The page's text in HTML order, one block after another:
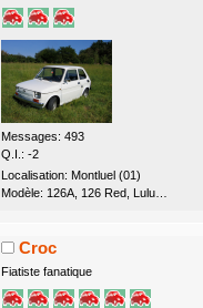
Messages: 493
Q.I.: -2
Localisation: Montluel (01)
Modèle: 126A, 126 Red, Lulu…
Croc
Fiatiste fanatique